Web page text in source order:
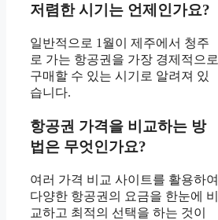
저렴한 시기는 언제인가요?
일반적으로 1월이 제주에서 청주
로 가는 항공권을 가장 경제적으로
구매할 수 있는 시기로 알려져 있
습니다.
항공권 가격을 비교하는 방
법은 무엇인가요?
여러 가격 비교 사이트를 활용하여
다양한 항공권의 요금을 한눈에 비
교하고 최적의 선택을 하는 것이